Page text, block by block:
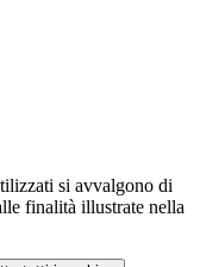
si avvalgono di
finalità illustrate nella